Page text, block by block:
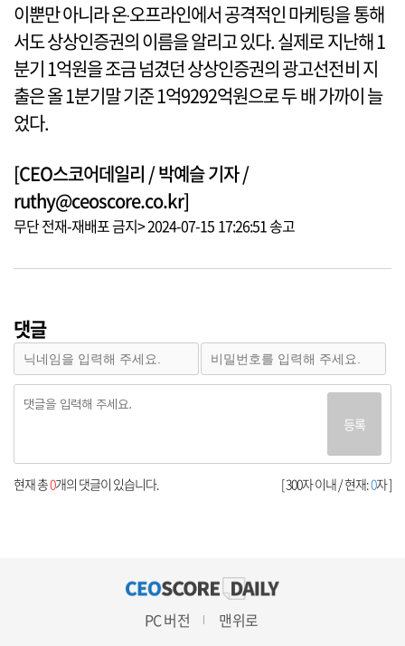
이뿐만 아니라 온‧오프라인에서 공격적인 마케팅을 통해
서도 상상인증권의 이름을 알리고 있다. 실제로 지난해 1
분기 1억원을 조금 넘겼던 상상인증권의 광고선전비 지
출은 올 1분기말 기준 1억9292억원으로 두 배 가까이 늘
었다.
[CEO스코어데일리 / 박예슬 기자 /
ruthy@ceoscore.co.kr]
무단 전재-재배포 금지> 2024-07-15 17:26:51 송고
댓글
등록
[ 300자 이내 / 현재:0자 ]
현재 총0개의 댓글이 있습니다.
PC 버전 맨위로